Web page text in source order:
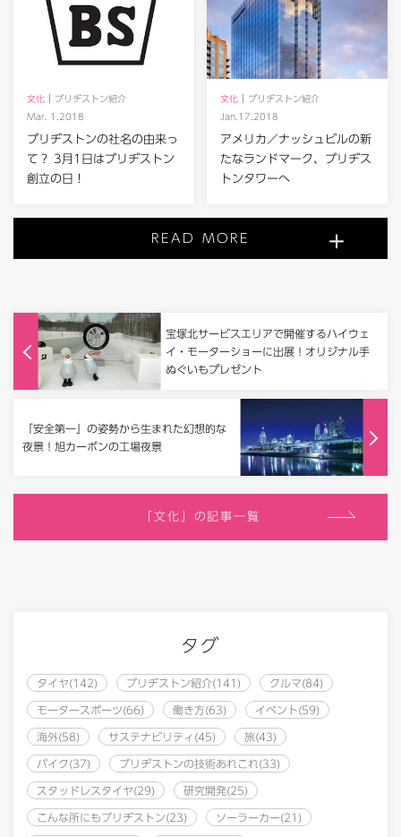
ブリヂストンの社名の由来っ
て？ 3月1日はブリヂストン
創立の日！
文化
ブリヂストン紹介
Mar. 1.2018
アメリカ／ナッシュビルの新
たなランドマーク、ブリヂス
トンタワーへ
文化
ブリヂストン紹介
Jan.17.2018
READ MORE
宝塚北サービスエリアで開催するハイウェ
イ・モーターショーに出展！オリジナル手
ぬぐいもプレゼント
「安全第一」の姿勢から生まれた幻想的な
夜景！旭カーボンの工場夜景
「文化」の記事一覧
タグ
タイヤ(142) ブリヂストン紹介(141) クルマ(84)
モータースポーツ(66) 働き方(63) イベント(59)
海外(58) サステナビリティ(45) 旅(43)
バイク(37) ブリヂストンの技術あれこれ(33)
スタッドレスタイヤ(29) 研究開発(25)
こんな所にもブリヂストン(23) ソーラーカー(21)